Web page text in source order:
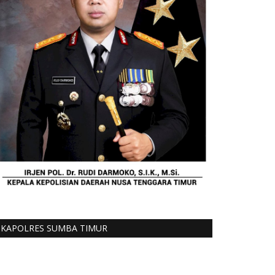
KAPOLRES SUMBA TIMUR